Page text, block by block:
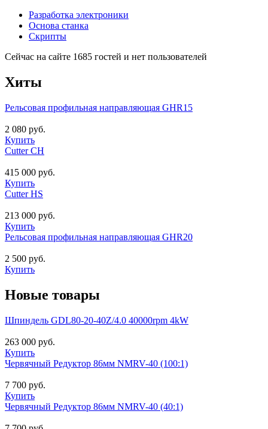
Разработка электроники
Основа станка
Скрипты
Сейчас на сайте 1685 гостей и нет пользователей
Хиты
Рельсовая профильная направляющая GHR15
2 080 руб.
Купить
Cutter CH
415 000 руб.
Купить
Cutter HS
213 000 руб.
Купить
Рельсовая профильная направляющая GHR20
2 500 руб.
Купить
Новые товары
Шпиндель GDL80-20-40Z/4.0 40000rpm 4kW
263 000 руб.
Купить
Червячный Редуктор 86мм NMRV-40 (100:1)
7 700 руб.
Купить
Червячный Редуктор 86мм NMRV-40 (40:1)